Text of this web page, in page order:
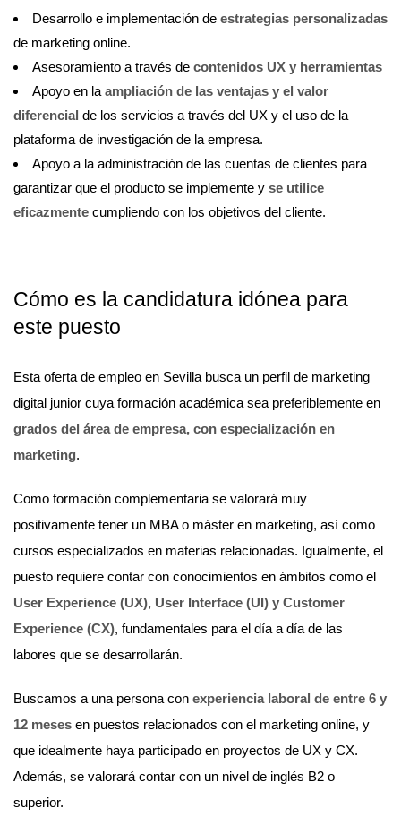
Desarrollo e implementación de estrategias personalizadas
de marketing online.
Asesoramiento a través de contenidos UX y herramientas
Apoyo en la ampliación de las ventajas y el valor
diferencial de los servicios a través del UX y el uso de la
plataforma de investigación de la empresa.
Apoyo a la administración de las cuentas de clientes para
garantizar que el producto se implemente y se utilice
eficazmente cumpliendo con los objetivos del cliente.
Cómo es la candidatura idónea para
este puesto
Esta oferta de empleo en Sevilla busca un perfil de marketing
digital junior cuya formación académica sea preferiblemente en
grados del área de empresa, con especialización en
marketing.
Como formación complementaria se valorará muy
positivamente tener un MBA o máster en marketing, así como
cursos especializados en materias relacionadas. Igualmente, el
puesto requiere contar con conocimientos en ámbitos como el
User Experience (UX), User Interface (UI) y Customer
Experience (CX), fundamentales para el día a día de las
labores que se desarrollarán.
Buscamos a una persona con experiencia laboral de entre 6 y
12 meses en puestos relacionados con el marketing online, y
que idealmente haya participado en proyectos de UX y CX.
Además, se valorará contar con un nivel de inglés B2 o
superior.